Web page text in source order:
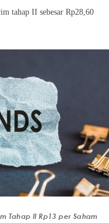
tahap II sebesar Rp28,60
Tahap II Rp13 per Saham